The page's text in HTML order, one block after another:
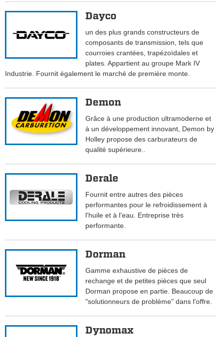
Dayco
un des plus grands constructeurs de
composants de transmission, tels que
courroies crantées, trapézoïdales et
plates. Appartient au groupe Mark IV
Industrie. Fournit également le marché de première monte.
Demon
Grâce à une production ultramoderne et
à un développement innovant, Demon by
Holley propose des carburateurs de
qualité supérieure..
Derale
Fournit entre autres des pièces
performantes pour le refroidissement à
l'huile et à l'eau. Entreprise très
performante.
Dorman
Gamme exhaustive de pièces de
rechange et de petites pièces que seul
Dorman propose en partie. Beaucoup de
"solutionneurs de problème" dans l'offre.
Dynomax